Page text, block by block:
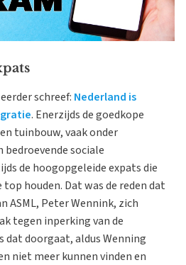
schreef: Nederland is
. Enerzijds de goedkope
tuinbouw, vaak onder
sociale
de hoogopgeleide expats die
top houden. Dat was de reden dat
ASML, Peter Wennink, zich
tegen inperking van de
dat doorgaat, aldus Wenning
niet meer kunnen vinden en